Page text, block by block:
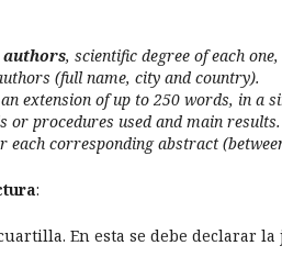
authors, scientific degree of each
(full name, city and country).
extension of up to 250 words, in a
or procedures used and main results.
each corresponding abstract
:
En esta se debe declarar